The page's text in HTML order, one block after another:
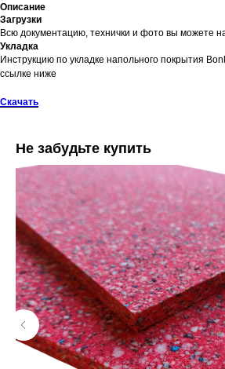
Описание
Загрузки
Всю документацию, технички и фото вы можете
Укладка
Инструкцию по укладке напольного покрытия
ссылке ниже
Скачать
Не забудьте купить